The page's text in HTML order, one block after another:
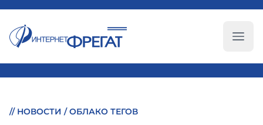
// НОВОСТИ /ОБЛАКО ТЕГОВ